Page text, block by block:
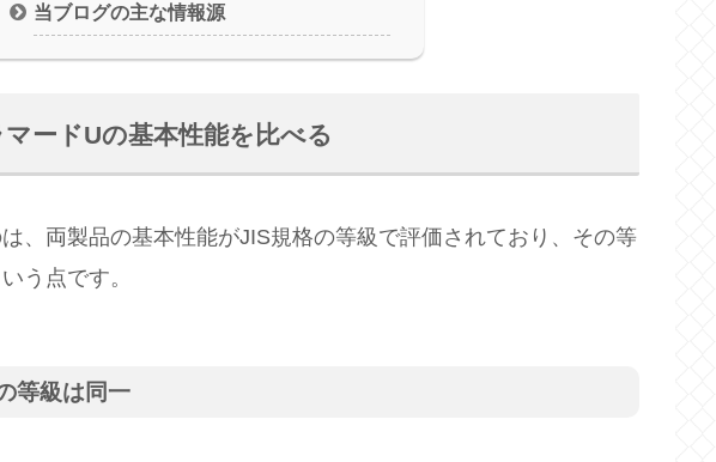
当ブログの主な情報源
ードUの基本性能を比べる
、両製品の基本性能がJIS規格の等級で評価されており、その等
う点です。
等級は同一